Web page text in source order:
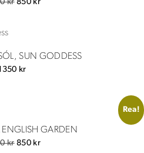
kr
1800 kr.
850 kr
850 kr.
SUN GODDESS
1350 kr
Rea!
ENGLISH GARDEN
kr Det
850 krDet